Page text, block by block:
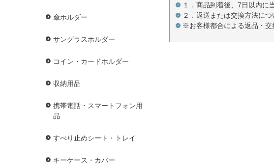
傘ホルダー
サングラスホルダー
コイン・カードホルダー
収納用品
携帯電話・スマートフォン用
品
すべり止めシート・トレイ
キーケース・カバー
１．商品到着後、7日以内に
２．返送または交換方法に
※お客様都合による返品・交